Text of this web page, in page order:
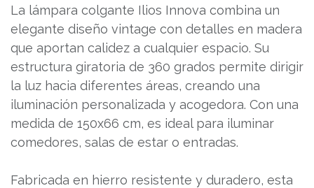
La lámpara colgante Ilios Innova combina un
elegante diseño vintage con detalles en madera
que aportan calidez a cualquier espacio. Su
estructura giratoria de 360 grados permite dirigir
la luz hacia diferentes áreas, creando una
iluminación personalizada y acogedora. Con una
medida de 150x66 cm, es ideal para iluminar
comedores, salas de estar o entradas.
Fabricada en hierro resistente y duradero, esta